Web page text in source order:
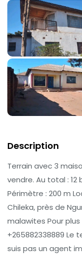
Description
Terrain avec 3
vendre. Au total : 12
Périmètre : 200 m
Chileka, près de
malawites Pour
+265882338889 Le
suis pas un agent